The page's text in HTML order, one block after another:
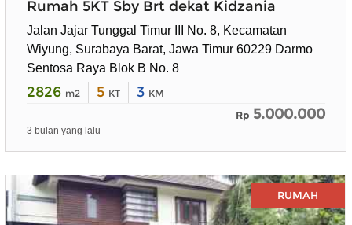
Rumah 5KT Sby Brt dekat Kidzania
Jalan Jajar Tunggal Timur III No. 8, Kecamatan
Wiyung, Surabaya Barat, Jawa Timur 60229 Darmo
Sentosa Raya Blok B No. 8
2826 m2 5 KT 3 KM
Rp 5.000.000
3 bulan yang lalu
RUMAH